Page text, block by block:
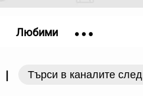
|
Любими